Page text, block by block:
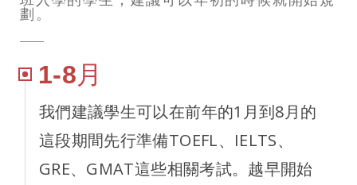
劃。
1-8月
我們建議學生可以在前年的1月到8月的
這段期間先行準備TOEFL、IELTS、
GRE、GMAT這些相關考試。越早開始